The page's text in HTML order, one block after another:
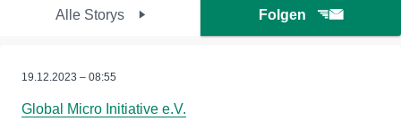
Alle Storys Folgen
19.12.2023 – 08:55
Global Micro Initiative e.V.